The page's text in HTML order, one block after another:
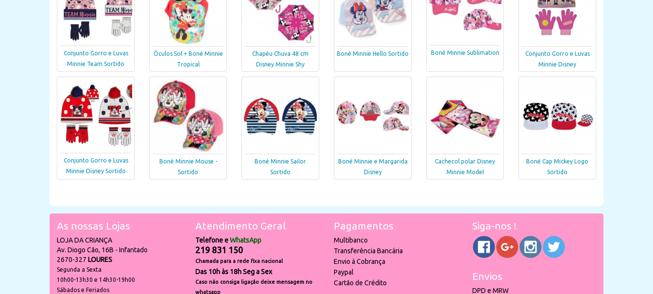
Conjunto Gorro e Luvas
Minnie Team Sortido
Óculos Sol + Boné Minnie
Tropical
Chapéu Chuva 48 cm
Disney Minnie Shy
Boné Minnie Hello Sortido Boné Minnie Sublimation
Conjunto Gorro e Luvas
Minnie Disney
Conjunto Gorro e Luvas
Minnie Disney Sortido
Boné Minnie Mouse -
Sortido
Boné Minnie Sailor
Sortido
Boné Minnie e Margarida
Disney
Cachecol polar Disney
Minnie Model
Boné Cap Mickey Logo
Sortido
As nossas Lojas
LOJA DA CRIANÇA
Av. Diogo Cão, 16B - Infantado
2670-327 LOURES
Segunda a Sexta
10h00-13h30 e 14h30-19h00
Sábados e Feriados
Atendimento Geral
Telefone eWhatsApp
219 831 150
Chamada para a rede fixa nacional
Das 10h às 18h Seg a Sex
Caso não consiga ligação deixe mensagem no
whatsapp
Pagamentos
Multibanco
Transferência Bancária
Envio à Cobrança
Paypal
Cartão de Crédito
Siga-nos !
Envios
DPD e MRW